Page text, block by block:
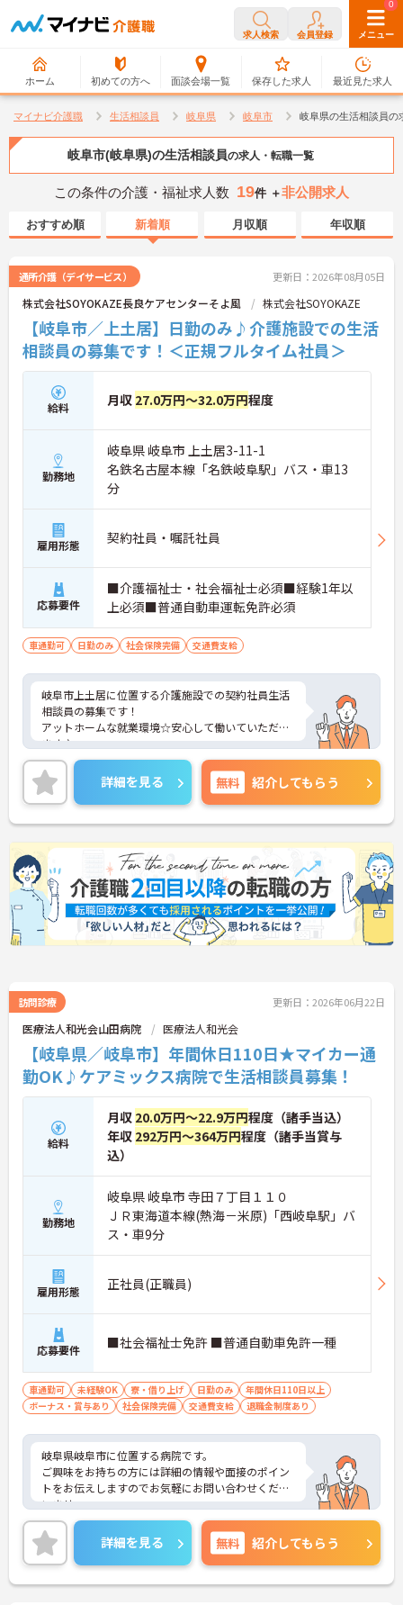
求人検索 会員登録 メニュー
ホーム 初めての方へ 面談会場一覧
0
保存した求人
0
最近見た求人
マイナビ介護職 生活相談員 岐阜県 岐阜市 岐阜県の生活相談員の
岐阜市(岐阜県)の生活相談員の求人・転職一覧
この条件の介護・福祉求人数 19件 ＋非公開求人
おすすめ順 新着順 月収順 年収順
通所介護（デイサービス） 更新日：2026年08月05日
株式会社SOYOKAZE長良ケアセンターそよ風 株式会社SOYOKAZE
【岐阜市／上土居】日勤のみ♪介護施設での生活
相談員の募集です！＜正規フルタイム社員＞
給料 月収 27.0万円～32.0万円程度
勤務地
岐阜県 岐阜市 上土居3-11-1
名鉄名古屋本線「名鉄岐阜駅」バス・車13
分
雇用形態 契約社員・嘱託社員
応募要件
■介護福祉士・社会福祉士必須■経験1年以
上必須■普通自動車運転免許必須
車通勤可 日勤のみ 社会保険完備 交通費支給
岐阜市上土居に位置する介護施設での契約社員生活
相談員の募集です！
アットホームな就業環境☆安心して働いていただけ
ます♪
ご興味のある方は面接対策ポイントなどお話致しま
すのでお気軽にお問い合わせください。
詳細を見る 無料 紹介してもらう
訪問診療 更新日：2026年06月22日
医療法人和光会山田病院 医療法人和光会
【岐阜県／岐阜市】年間休日110日★マイカー通
勤OK♪ケアミックス病院で生活相談員募集！
給料
月収 20.0万円～22.9万円程度（諸手当込）
年収 292万円～364万円程度（諸手当賞与
込）
勤務地
岐阜県 岐阜市 寺田７丁目１１０
ＪＲ東海道本線(熱海－米原)「西岐阜駅」バ
ス・車9分
雇用形態 正社員(正職員)
応募要件 ■社会福祉士免許 ■普通自動車免許一種
車通勤可 未経験OK 寮・借り上げ 日勤のみ
年間休日110日以上
ボーナス・賞与あり
社会保険完備 交通費支給 退職金制度あり
岐阜県岐阜市に位置する病院です。
ご興味をお持ちの方には詳細の情報や面接のポイン
トをお伝えしますのでお気軽にお問い合わせくださ
いませ。
詳細を見る 無料 紹介してもらう